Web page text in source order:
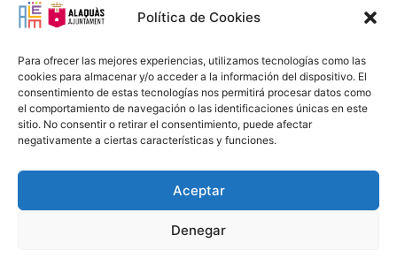
Política de Cookies
Para ofrecer las mejores experiencias, utilizamos tecnologías como las
cookies para almacenar y/o acceder a la información del dispositivo. El
consentimiento de estas tecnologías nos permitirá procesar datos como
el comportamiento de navegación o las identificaciones únicas en este
sitio. No consentir o retirar el consentimiento, puede afectar
negativamente a ciertas características y funciones.
Aceptar
Denegar
Política Cookies
info@alem.alaquas.org